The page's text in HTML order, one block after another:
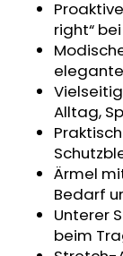
right“
Alltag,
Ärmel
Bedarf
Unterer
beim